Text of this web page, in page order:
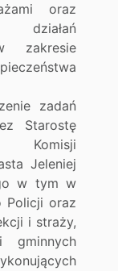
oraz
działań
zakresie
zadań
Starostę
Komisji
Jeleniej
w tym w
Policji oraz
i straży,